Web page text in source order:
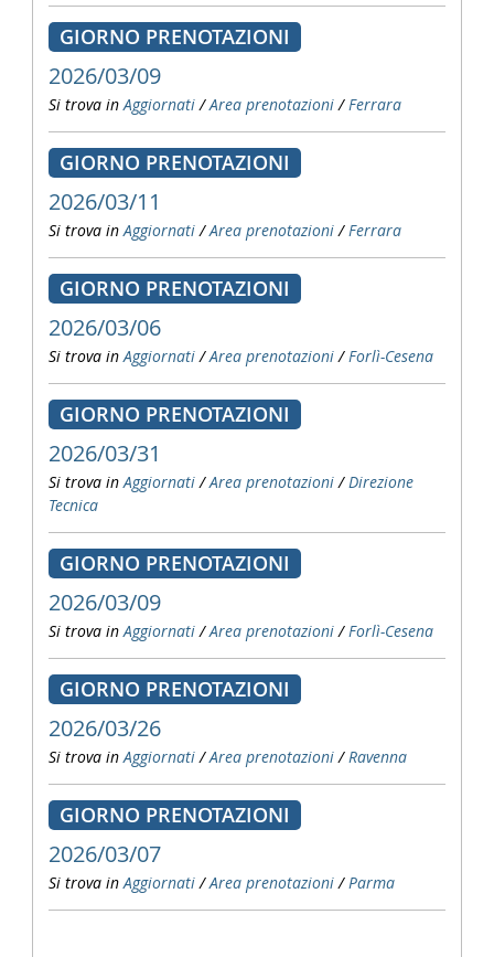
GIORNO PRENOTAZIONI
2026/03/09
Si trova in Aggiornati /Area prenotazioni /Ferrara
GIORNO PRENOTAZIONI
2026/03/11
Si trova in Aggiornati /Area prenotazioni /Ferrara
GIORNO PRENOTAZIONI
2026/03/06
Si trova in Aggiornati /Area prenotazioni /Forlì-Cesena
GIORNO PRENOTAZIONI
2026/03/31
Si trova in Aggiornati /Area prenotazioni /Direzione
Tecnica
GIORNO PRENOTAZIONI
2026/03/09
Si trova in Aggiornati /Area prenotazioni /Forlì-Cesena
GIORNO PRENOTAZIONI
2026/03/26
Si trova in Aggiornati /Area prenotazioni /Ravenna
GIORNO PRENOTAZIONI
2026/03/07
Si trova in Aggiornati /Area prenotazioni /Parma